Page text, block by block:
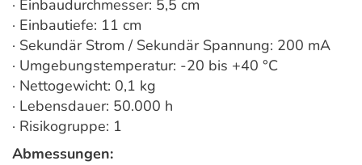
· Einbaudurchmesser: 5,5 cm
· Einbautiefe: 11 cm
· Sekundär Strom / Sekundär Spannung: 200 mA
· Umgebungstemperatur: -20 bis +40 °C
· Nettogewicht: 0,1 kg
· Lebensdauer: 50.000 h
· Risikogruppe: 1
Abmessungen: